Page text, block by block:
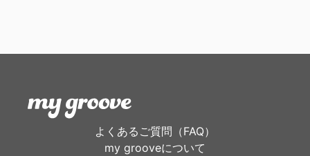
よくあるご質問（FAQ）
my grooveについて